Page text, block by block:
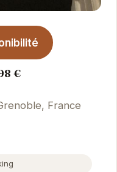
€
France